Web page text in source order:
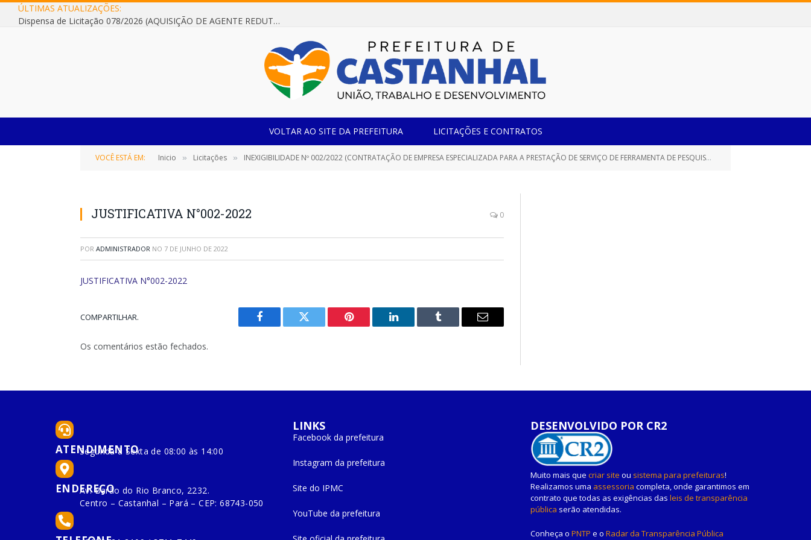
ÚLTIMAS ATUALIZAÇÕES:
Dispensa de Licitação 078/2026 (AQUISIÇÃO DE AGENTE REDUTOR LÍQUIDO AUTOMOTIVO – ARLA 32, PARA ATENDER A FROTA OFICIAL DE VEÍCULOS DA SECRETARIA MUNICIPAL DE EDUCAÇÃO DO MUNICÍPIO DE CASTANHAL/PA)
VOLTAR AO SITE DA PREFEITURA LICITAÇÕES E CONTRATOS
VOCÊ ESTÁ EM: Inicio » Licitações » INEXIGIBILIDADE Nº 002/2022 (CONTRATAÇÃO DE EMPRESA ESPECIALIZADA PARA A PRESTAÇÃO DE SERVIÇO DE FERRAMENTA DE PESQUISAS E COMPARAÇÃO DE PREÇOS PRATICADOS PELA ADMINISTRAÇÃO PÚBLICA)
JUSTIFICATIVA N°002-2022 0
POR ADMINISTRADOR NO 7 DE JUNHO DE 2022
JUSTIFICATIVA N°002-2022
COMPARTILHAR.
Facebook Twitter Pinterest
O
Tumblr
E-
Os comentários estão fechados.
ATENDIMENTO
Segunda à Sexta de 08:00 às 14:00
ENDEREÇO
Av. Barão do Rio Branco, 2232.
Centro – Castanhal – Pará – CEP: 68743-050
LINKS
Facebook da prefeitura
Instagram da prefeitura
Site do IPMC
YouTube da prefeitura
DESENVOLVIDO POR CR2
Muito mais que criar site ou sistema para prefeituras!
Realizamos uma assessoria completa, onde garantimos em
contrato que todas as exigências das leis de transparência
pública serão atendidas.
Conheça o PNTP e o Radar da Transparência Pública